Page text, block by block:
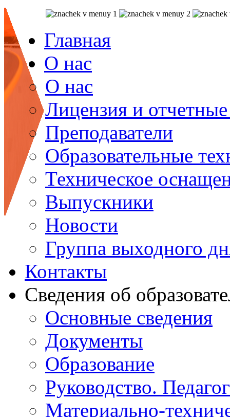
Главная
О нас
О нас
Лицензия и
Преподаватели
Образовательные
Техническое
Выпускники
Новости
Группа выходного
Контакты
Сведения об
Основные сведения
Документы
Образование
Руководство.
Материально-